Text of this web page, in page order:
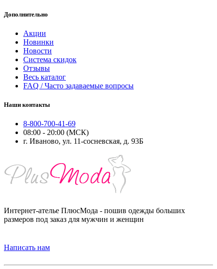
Дополнительно
Акции
Новинки
Новости
Система скидок
Отзывы
Весь каталог
FAQ / Часто задаваемые вопросы
Наши контакты
8-800-700-41-69
08:00 - 20:00 (МСК)
г. Иваново, ул. 11-сосневская, д. 93Б
Интернет-ателье ПлюсМода - пошив одежды больших
размеров под заказ для мужчин и женщин
Написать нам